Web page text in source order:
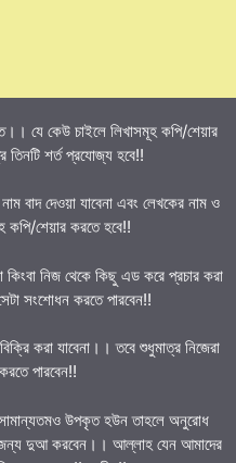
যে কেউ চাইলে লিখাসমূহ কপি/শেয়ার
তিনটি শর্ত প্রযোজ্য হবে!!
বাদ দেওয়া যাবেনা এবং লেখকের নাম ও
কপি/শেয়ার করতে হবে!!
নিজ থেকে কিছু এড করে প্রচার করা
সংশোধন করতে পারবেন!!
করা যাবেনা।। তবে শুধুমাত্র নিজেরা
পারবেন!!
উপকৃত হউন তাহলে অনুরোধ
দুআ করবেন।। আল্লাহ যেন আমাদের